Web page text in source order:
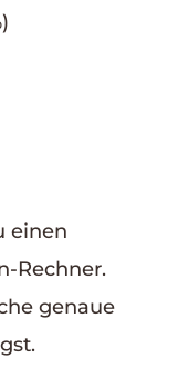
einen
Rechner.
genaue